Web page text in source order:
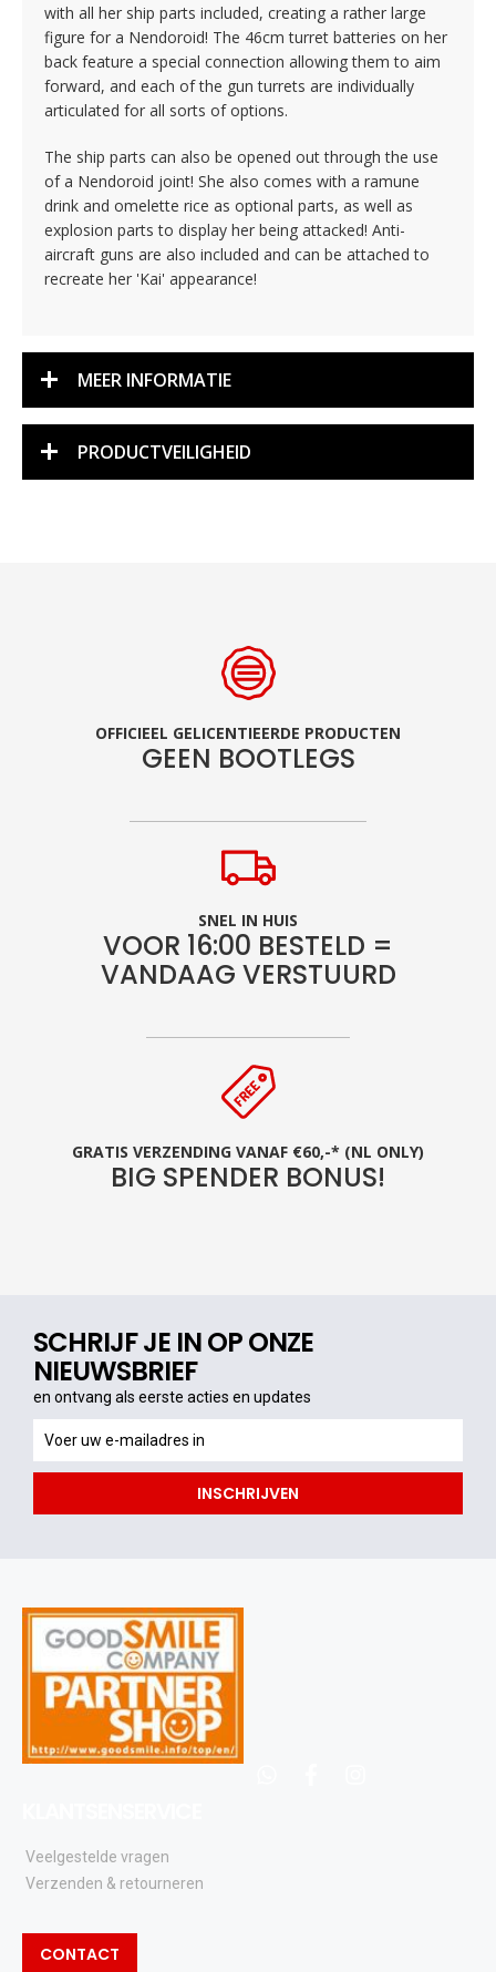
with all her ship parts included, creating a rather large
figure for a Nendoroid! The 46cm turret batteries on her
back feature a special connection allowing them to aim
forward, and each of the gun turrets are individually
articulated for all sorts of options.
The ship parts can also be opened out through the use
of a Nendoroid joint! She also comes with a ramune
drink and omelette rice as optional parts, as well as
explosion parts to display her being attacked! Anti-
aircraft guns are also included and can be attached to
recreate her 'Kai' appearance!
MEER INFORMATIE
PRODUCTVEILIGHEID
OFFICIEEL GELICENTIEERDE PRODUCTEN
GEEN BOOTLEGS
SNEL IN HUIS
VOOR 16:00 BESTELD =
VANDAAG VERSTUURD
GRATIS VERZENDING VANAF €60,-* (NL ONLY)
BIG SPENDER BONUS!
SCHRIJF JE IN OP ONZE
NIEUWSBRIEF
en ontvang als eerste acties en updates
ontvang
als
acties
INSCHRIJVEN
Veelgestelde vragen
Verzenden & retourneren
CONTACT